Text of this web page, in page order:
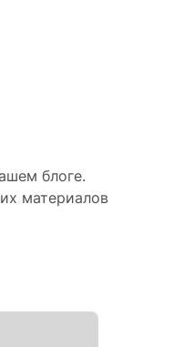
блоге.
материалов